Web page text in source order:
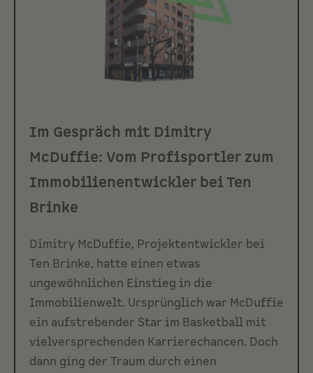
Im Gespräch mit Dimitry
McDuffie: Vom Profisportler zum
Immobilienentwickler bei Ten
Brinke
Dimitry McDuffie, Projektentwickler bei
Ten Brinke, hatte einen etwas
ungewöhnlichen Einstieg in die
Immobilienwelt. Ursprünglich war McDuffie
ein aufstrebender Star im Basketball mit
vielversprechenden Karrierechancen. Doch
dann ging der Traum durch einen